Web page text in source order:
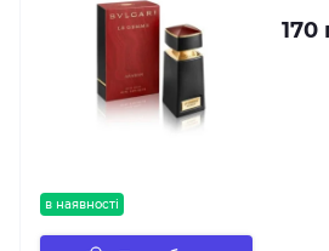
в наявності
170